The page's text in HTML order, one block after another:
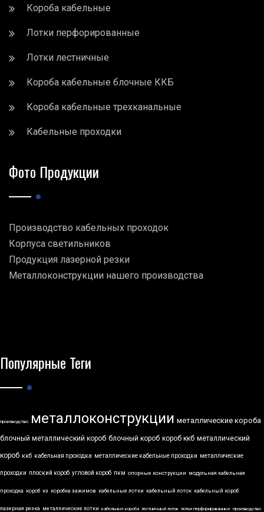
Короба кабельные
Лотки перфорированные
Лотки лестничные
Короба кабельные блочные ККБ
Короба кабельные трехканальные
Кабельные проходки
Фото Продукции
Производство кабельных проходок
Корпуса светильников
Продукция лазерной резки
Металлоконструкции нашего производства
Популярные Теги
производство металлоконструкции металлические короба
блочный металлический короб блочный короб короб ккб металлический
короб ккб кабельная проходка металлические кабельные проходки металлические
проходки плоский короб угловой короб пкм опорные конструкции модульная кабельная
проходка короб кз коробка зажимов кабельные лотки кабельный лоток кабельный короб
лазерная резка металлические лотки кабельные короба лестничный лоток лотки перфорированные производство